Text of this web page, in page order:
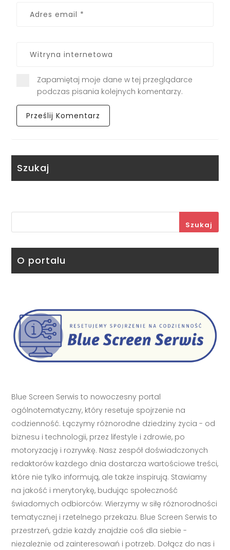
Zapamiętaj moje dane w tej przeglądarce
podczas pisania kolejnych komentarzy.
Szukaj
Szukaj
O portalu
Blue Screen Serwis to nowoczesny portal
ogólnotematyczny, który resetuje spojrzenie na
codzienność. Łączymy różnorodne dziedziny życia - od
biznesu i technologii, przez lifestyle i zdrowie, po
motoryzację i rozrywkę. Nasz zespół doświadczonych
redaktorów każdego dnia dostarcza wartościowe treści,
które nie tylko informują, ale także inspirują. Stawiamy
na jakość i merytorykę, budując społeczność
świadomych odbiorców. Wierzymy w siłę różnorodności
tematycznej i rzetelnego przekazu. Blue Screen Serwis to
przestrzeń, gdzie każdy znajdzie coś dla siebie -
niezależnie od zainteresowań i potrzeb. Dołącz do nas i